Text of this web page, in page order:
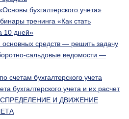
бухгалтерского учета»
тренинга «Как стать
10 дней»
основных средств — решить задачу
сальдовые ведомости —
счетам бухгалтерского учета
бухгалтерского учета и их расчет
И ДВИЖЕНИЕ